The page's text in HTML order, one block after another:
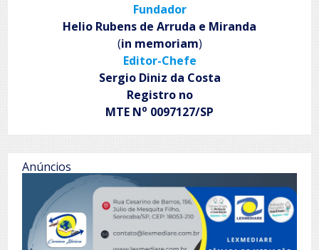
na
ALB
Minas
Fundador
Helio Rubens de Arruda e Miranda
(in memoriam)
Editor-Chefe
Sergio Diniz da Costa
Registro no
MTE No 0097127/SP
Anúncios